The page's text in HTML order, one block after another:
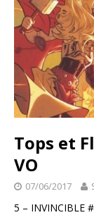
Tops et
VO
07/06/2017
5 – INVINCIBLE